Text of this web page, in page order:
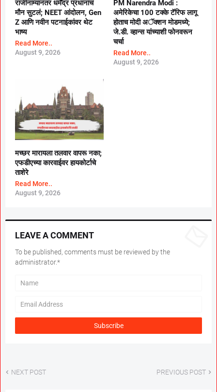
राजीनाम्यानंतर धर्मेंद्र प्रधानांचं
मौन सुटलं; NEET आंदोलन, Gen
Z आणि नवीन पटनाईकांवर थेट
भाष्य
Read More..
August 9, 2026
PM Narendra Modi :
अमेरिकेचा 100 टक्के टॅरिफ लागू
होताच मोदी अॅक्शन मोडमध्ये;
जे.डी. व्हान्स यांच्याशी फोनवरून
चर्चा
Read More..
August 9, 2026
मच्छर मारायला तलवार वापरू नका;
एफडीएच्या कारवाईवर हायकोर्टाचे
ताशेरे
Read More..
August 9, 2026
LEAVE A COMMENT
To be published, comments must be reviewed by the
administrator.*
NEXT POST PREVIOUS POST